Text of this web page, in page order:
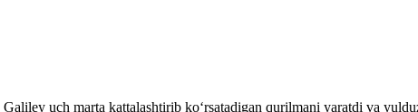
uch marta kattalashtirib koʻrsatadigan qurilmani yaratdi va